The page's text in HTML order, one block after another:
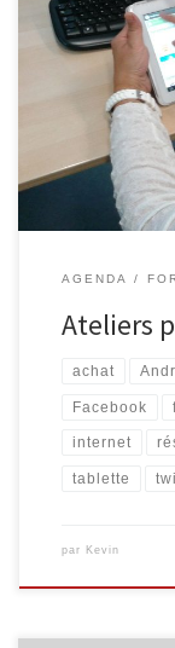
Plusieurs
semaines à venir.
ses bases :
électronique … 4
19/10 et 26/10,
(Complet) Les
AGENDA
Ateliers
achat
Facebook
internet
tablette
par Kevin